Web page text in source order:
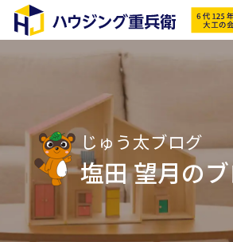
じゅう太ブログ
塩田 望月の